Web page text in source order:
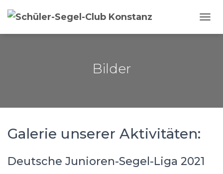
Bilder
Galerie unserer Aktivitäten:
Deutsche Junioren-Segel-Liga 2021